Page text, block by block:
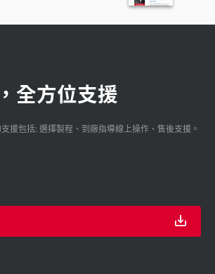
全方位支援
援包括: 選擇製程、到廠指導線上操作、售後支援。